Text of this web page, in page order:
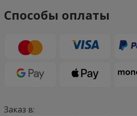
Способы оплаты
Заказ в: